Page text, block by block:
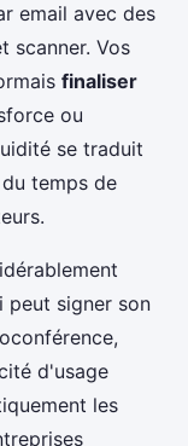
email avec des
scanner. Vos
finaliser
ou
se traduit
temps de
peut signer son
d'usage
les